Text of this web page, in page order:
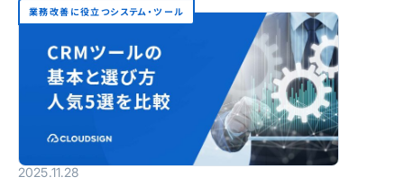
業務改善に役立つシステム・ツール
2025.11.28